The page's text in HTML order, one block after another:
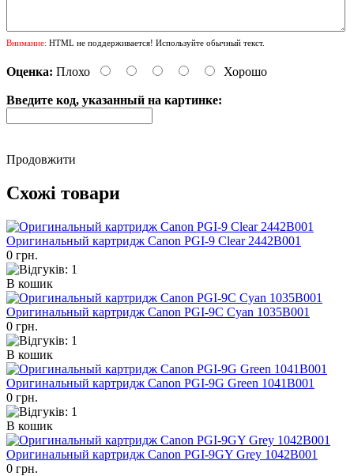
Внимание: HTML не поддерживается! Используйте обычный текст.
Оценка: Плохо Хорошо
Введите код, указанный на картинке:
Продовжити
Схожі товари
Оригинальный картридж Canon PGI-9 Clear 2442B001
0 грн.
В кошик
Оригинальный картридж Canon PGI-9C Cyan 1035B001
0 грн.
В кошик
Оригинальный картридж Canon PGI-9G Green 1041B001
0 грн.
В кошик
Оригинальный картридж Canon PGI-9GY Grey 1042B001
0 грн.